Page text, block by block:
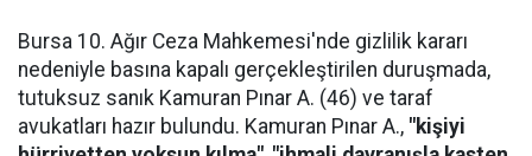
Bursa 10. Ağır Ceza Mahkemesi'nde gizlilik kararı
nedeniyle basına kapalı gerçekleştirilen duruşmada,
tutuksuz sanık Kamuran Pınar A. (46) ve taraf
avukatları hazır bulundu. Kamuran Pınar A., "kişiyi